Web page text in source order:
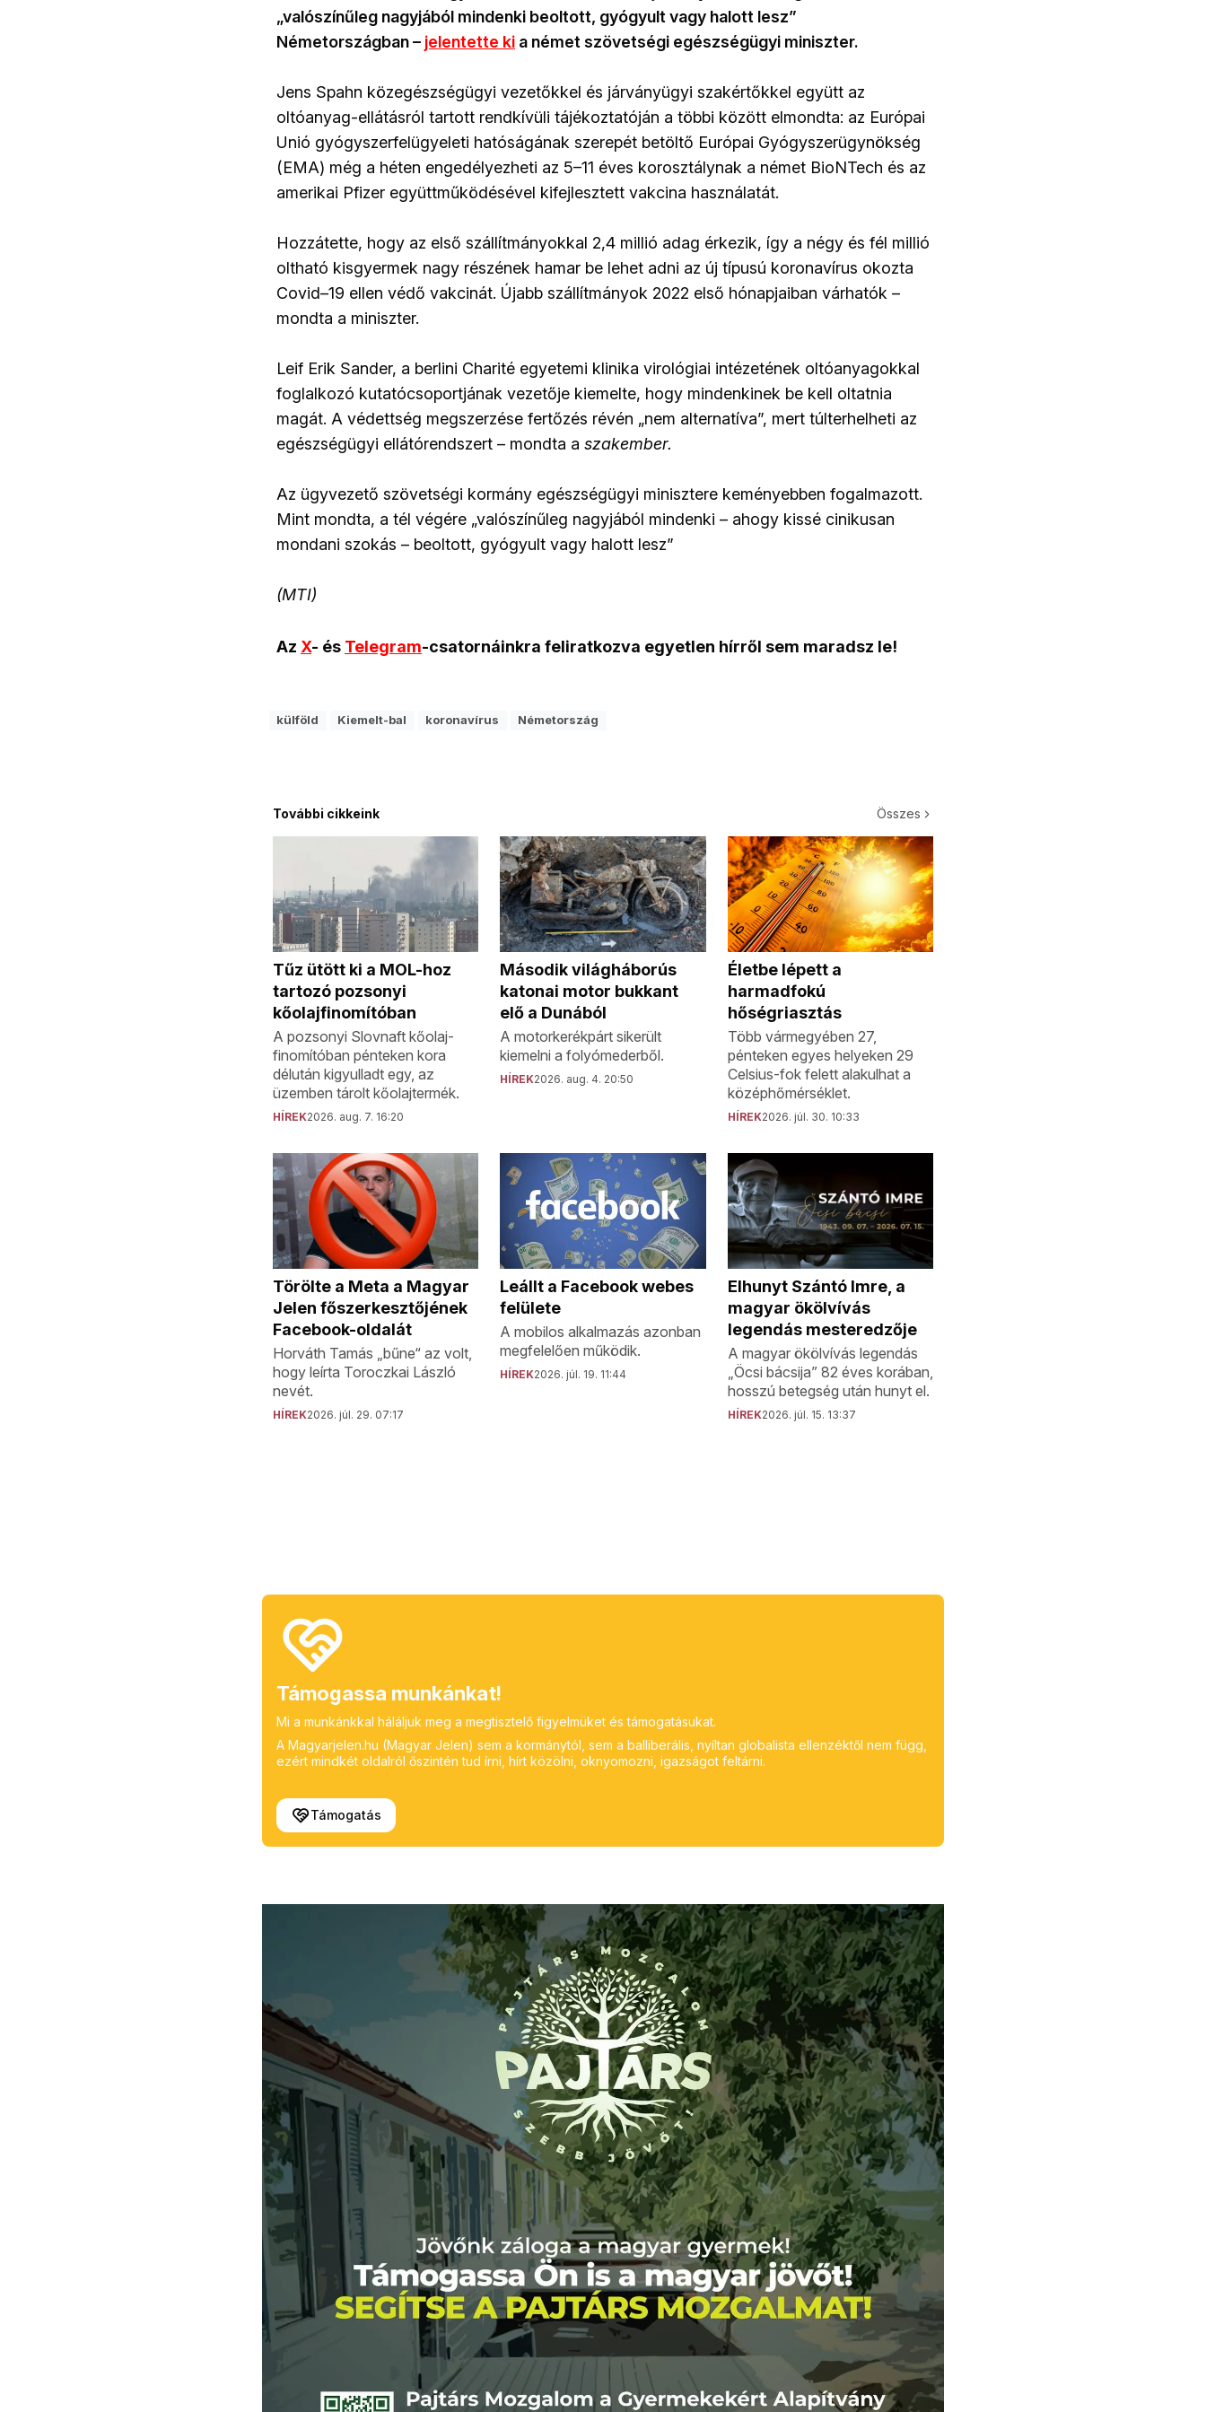
„valószínűleg nagyjából mindenki beoltott, gyógyult vagy halott lesz”
Németországban – jelentette ki a német szövetségi egészségügyi miniszter.
Jens Spahn közegészségügyi vezetőkkel és járványügyi szakértőkkel együtt az
oltóanyag-ellátásról tartott rendkívüli tájékoztatóján a többi között elmondta: az Európai
Unió gyógyszerfelügyeleti hatóságának szerepét betöltő Európai Gyógyszerügynökség
(EMA) még a héten engedélyezheti az 5–11 éves korosztálynak a német BioNTech és az
amerikai Pfizer együttműködésével kifejlesztett vakcina használatát.
Hozzátette, hogy az első szállítmányokkal 2,4 millió adag érkezik, így a négy és fél millió
oltható kisgyermek nagy részének hamar be lehet adni az új típusú koronavírus okozta
Covid–19 ellen védő vakcinát. Újabb szállítmányok 2022 első hónapjaiban várhatók –
mondta a miniszter.
Leif Erik Sander, a berlini Charité egyetemi klinika virológiai intézetének oltóanyagokkal
foglalkozó kutatócsoportjának vezetője kiemelte, hogy mindenkinek be kell oltatnia
magát. A védettség megszerzése fertőzés révén „nem alternatíva”, mert túlterhelheti az
egészségügyi ellátórendszert – mondta a szakember.
Az ügyvezető szövetségi kormány egészségügyi minisztere keményebben fogalmazott.
Mint mondta, a tél végére „valószínűleg nagyjából mindenki – ahogy kissé cinikusan
mondani szokás – beoltott, gyógyult vagy halott lesz”
(MTI)
Az X- és Telegram-csatornáinkra feliratkozva egyetlen hírről sem maradsz le!
külföld Kiemelt-bal koronavírus Németország
További cikkeink Összes
Tűz ütött ki a MOL-hoz
tartozó pozsonyi
kőolajfinomítóban
A pozsonyi Slovnaft kőolaj-
finomítóban pénteken kora
délután kigyulladt egy, az
üzemben tárolt kőolajtermék.
HÍREK2026. aug. 7. 16:20
Második világháborús
katonai motor bukkant
elő a Dunából
A motorkerékpárt sikerült
kiemelni a folyómederből.
HÍREK2026. aug. 4. 20:50
Életbe lépett a
harmadfokú
hőségriasztás
Több vármegyében 27,
pénteken egyes helyeken 29
Celsius-fok felett alakulhat a
középhőmérséklet.
HÍREK2026. júl. 30. 10:33
Törölte a Meta a Magyar
Jelen főszerkesztőjének
Facebook-oldalát
Horváth Tamás „bűne“ az volt,
hogy leírta Toroczkai László
nevét.
HÍREK2026. júl. 29. 07:17
Leállt a Facebook webes
felülete
A mobilos alkalmazás azonban
megfelelően működik.
HÍREK2026. júl. 19. 11:44
Elhunyt Szántó Imre, a
magyar ökölvívás
legendás mesteredzője
A magyar ökölvívás legendás
„Öcsi bácsija” 82 éves korában,
hosszú betegség után hunyt el.
HÍREK2026. júl. 15. 13:37
Támogassa munkánkat!
Mi a munkánkkal háláljuk meg a megtisztelő figyelmüket és támogatásukat.
A Magyarjelen.hu (Magyar Jelen) sem a kormánytól, sem a balliberális, nyíltan globalista ellenzéktől nem függ,
ezért mindkét oldalról őszintén tud írni, hírt közölni, oknyomozni, igazságot feltárni.
Támogatás